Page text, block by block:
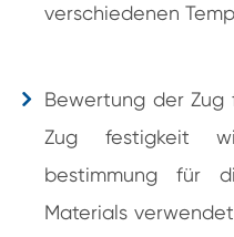
verschiedenen
Bewertung der Zug
Zug festigkeit
bestimmung für
Materials